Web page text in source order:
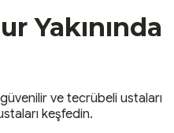
Yakınında
ve tecrübeli ustaları
keşfedin.